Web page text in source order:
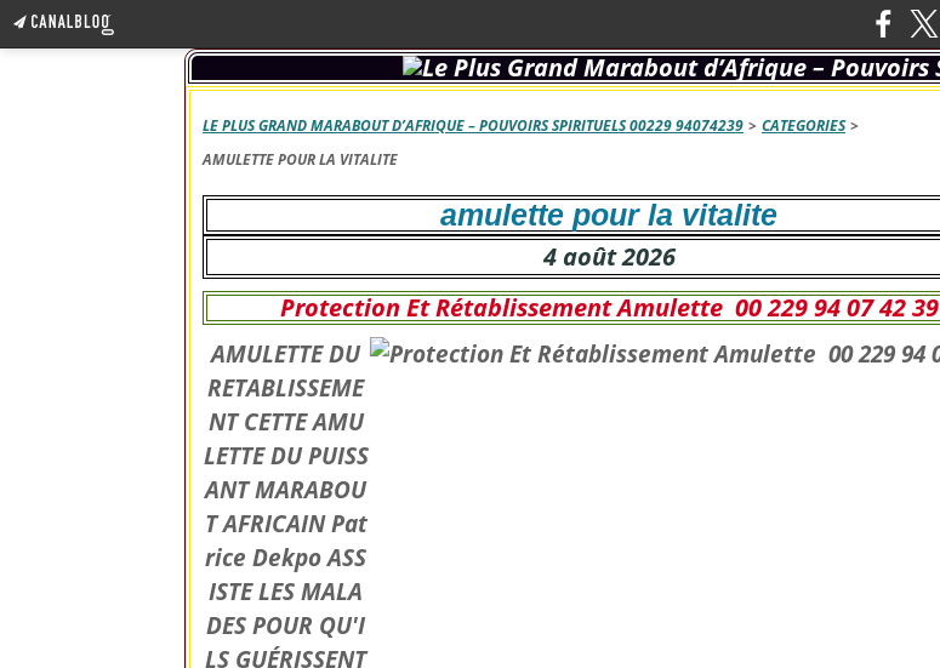
LE PLUS GRAND MARABOUT D’AFRIQUE – POUVOIRS SPIRITUELS 00229 94074239 > CATEGORIES >
AMULETTE POUR LA VITALITE
amulette pour la vitalite
4 août 2026
Protection Et Rétablissement Amulette 00 229 94 07 42 39
AMULETTE DU
RETABLISSEME
NT CETTE AMU
LETTE DU PUISS
ANT MARABOU
T AFRICAIN Pat
rice Dekpo ASS
ISTE LES MALA
DES POUR QU'I
LS GUÉRISSENT